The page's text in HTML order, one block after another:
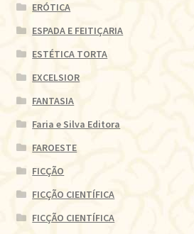
ERÓTICA
ESPADA E FEITIÇARIA
ESTÉTICA TORTA
EXCELSIOR
FANTASIA
Faria e Silva Editora
FAROESTE
FICÇÃO
FICÇÃO CIENTÍFICA
FICÇÃO CIENTÍFICA